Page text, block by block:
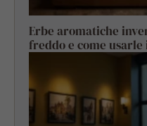
Erbe aromatiche
freddo e come